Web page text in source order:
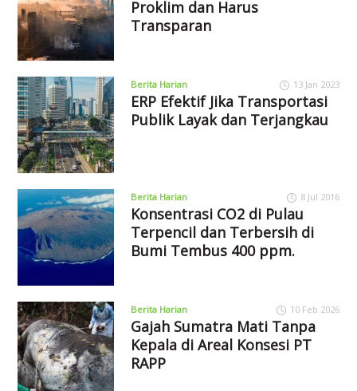
Proklim dan Harus
Transparan
Berita Harian 13 Jan 2023
ERP Efektif Jika Transportasi
Publik Layak dan Terjangkau
Berita Harian 8 Jul 2016
Konsentrasi CO2 di Pulau
Terpencil dan Terbersih di
Bumi Tembus 400 ppm.
Berita Harian 10 Feb 2026
Gajah Sumatra Mati Tanpa
Kepala di Areal Konsesi PT
RAPP